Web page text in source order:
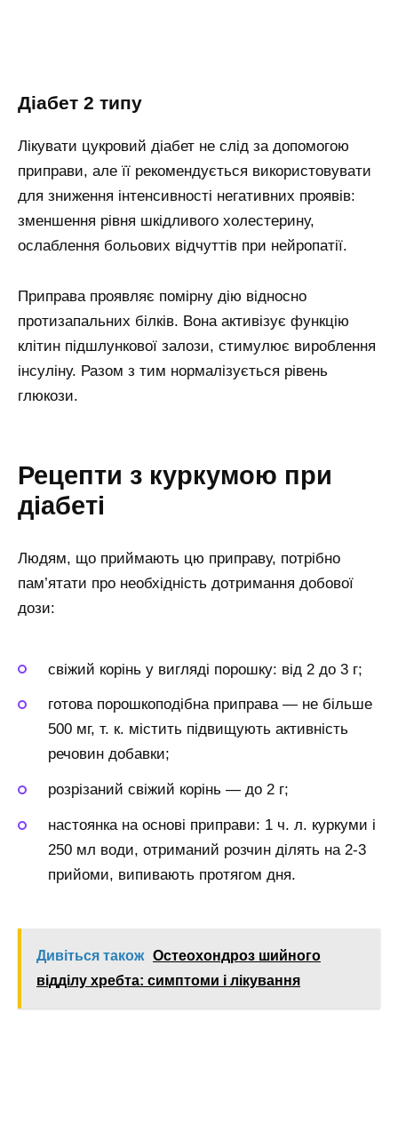
Діабет 2 типу
Лікувати цукровий діабет не слід за допомогою
приправи, але її рекомендується використовувати
для зниження інтенсивності негативних проявів:
зменшення рівня шкідливого холестерину,
ослаблення больових відчуттів при нейропатії.
Приправа проявляє помірну дію відносно
протизапальних білків. Вона активізує функцію
клітин підшлункової залози, стимулює вироблення
інсуліну. Разом з тим нормалізується рівень
глюкози.
Рецепти з куркумою при
діабеті
Людям, що приймають цю приправу, потрібно
пам’ятати про необхідність дотримання добової
дози:
свіжий корінь у вигляді порошку: від 2 до 3 г;
готова порошкоподібна приправа — не більше
500 мг, т. к. містить підвищують активність
речовин добавки;
розрізаний свіжий корінь — до 2 г;
настоянка на основі приправи: 1 ч. л. куркуми і
250 мл води, отриманий розчин ділять на 2-3
прийоми, випивають протягом дня.
Дивіться також Остеохондроз шийного
відділу хребта: симптоми і лікування